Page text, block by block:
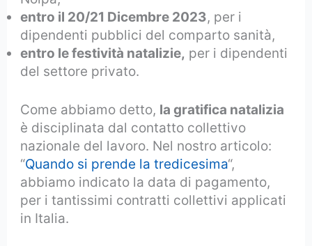
entro il 20/21 Dicembre 2023, per i
dipendenti pubblici del comparto sanità,
entro le festività natalizie, per i dipendenti
del settore privato.
Come abbiamo detto, la gratifica natalizia
è disciplinata dal contatto collettivo
nazionale del lavoro. Nel nostro articolo:
“Quando si prende la tredicesima“,
abbiamo indicato la data di pagamento,
per i tantissimi contratti collettivi applicati
in Italia.